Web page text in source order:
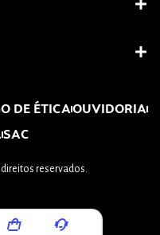
DE ÉTICAOUVIDORIA
SAC
reservados.